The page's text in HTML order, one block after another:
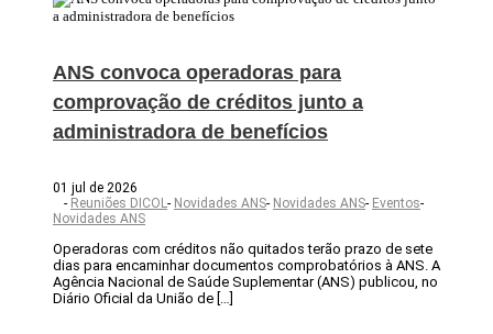
ANS convoca operadoras para
comprovação de créditos junto a
administradora de benefícios
01 jul de 2026
- Reuniões DICOL- Novidades ANS- Novidades ANS- Eventos-
Novidades ANS
Operadoras com créditos não quitados terão prazo de sete
dias para encaminhar documentos comprobatórios à ANS. A
Agência Nacional de Saúde Suplementar (ANS) publicou, no
Diário Oficial da União de […]